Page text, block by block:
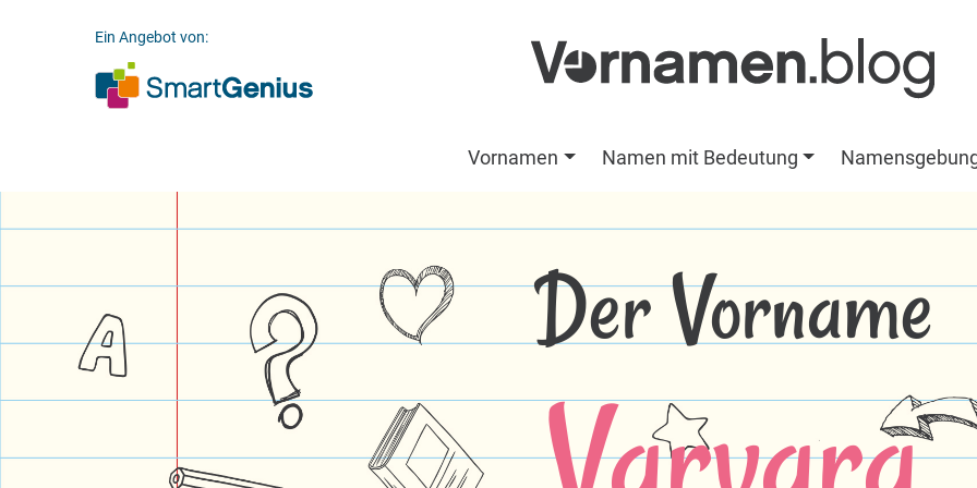
Ein Angebot von:
Vornamen Namen mit Bedeutung
Der Vorname